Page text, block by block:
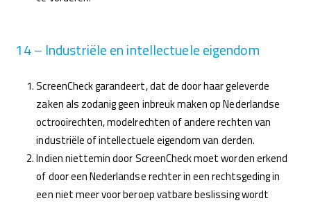
14 – Industriële en intellectuele eigendom
ScreenCheck garandeert, dat de door haar geleverde
zaken als zodanig geen inbreuk maken op Nederlandse
octrooirechten, modelrechten of andere rechten van
industriële of intellectuele eigendom van derden.
Indien niettemin door ScreenCheck moet worden erkend
of door een Nederlandse rechter in een rechtsgeding in
een niet meer voor beroep vatbare beslissing wordt